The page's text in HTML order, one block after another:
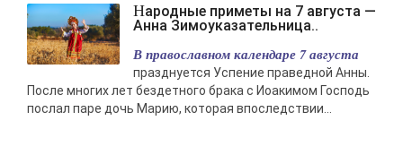
Народные приметы на 7 августа —
Анна Зимоуказательница..
В православном календаре 7 августа
празднуется Успение праведной Анны.
После многих лет бездетного брака с Иоакимом Господь
послал паре дочь Марию, которая впоследствии...